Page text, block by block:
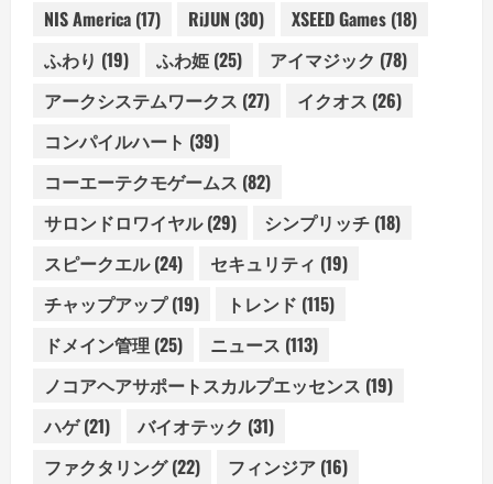
NIS America (17) RiJUN (30) XSEED Games (18)
ふわり (19) ふわ姫 (25) アイマジック (78)
アークシステムワークス (27) イクオス (26)
コンパイルハート (39)
コーエーテクモゲームス (82)
サロンドロワイヤル(29) シンプリッチ (18)
スピークエル(24) セキュリティ (19)
チャップアップ(19) トレンド (115)
ドメイン管理 (25) ニュース (113)
ノコアヘアサポートスカルプエッセンス (19)
ハゲ(21) バイオテック (31)
ファクタリング(22) フィンジア (16)